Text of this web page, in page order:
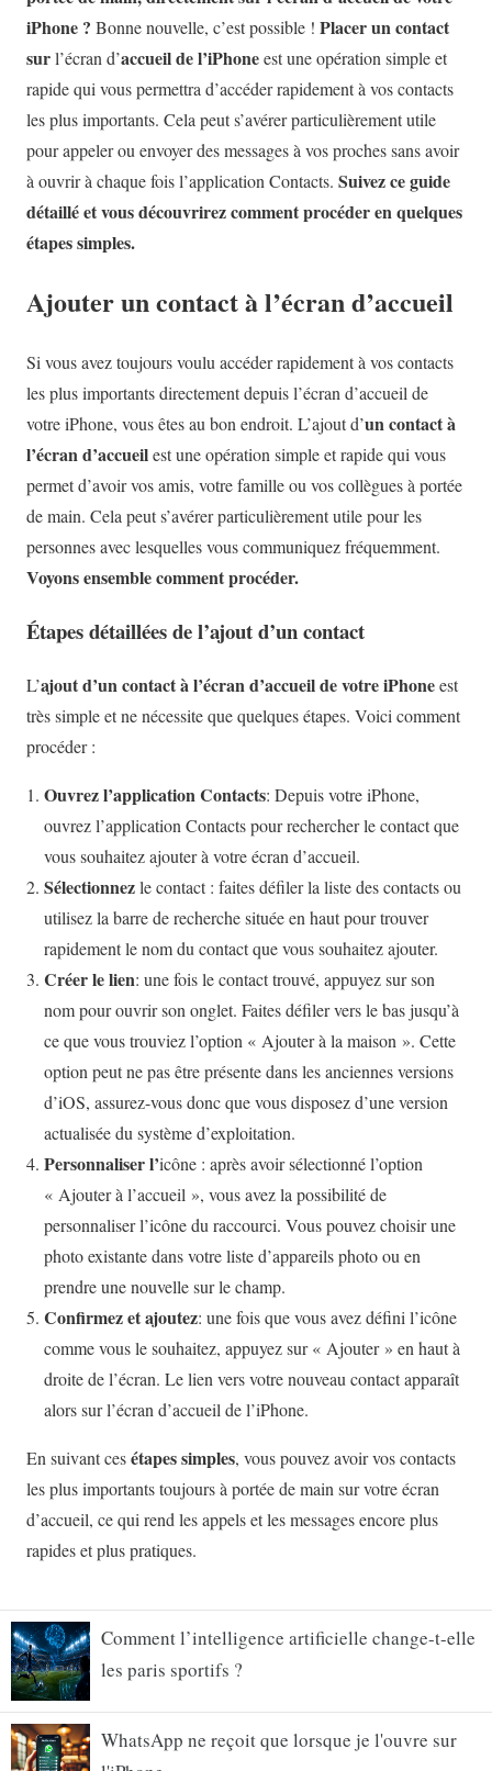
Comment l’intelligence artificielle change-t-elle
les paris sportifs ?
WhatsApp ne reçoit que lorsque je l'ouvre sur